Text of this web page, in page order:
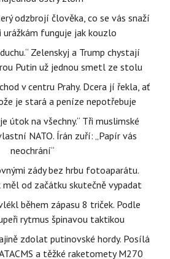
odzbrojí člověka, co se vás snaží
funguje jak kouzlo
Zelenskyj a Trump chystají
Putin už jednou smetl ze stolu
v centru Prahy. Dcera jí řekla, ať
je stará a peníze nepotřebuje
útok na všechny.“ Tři muslimské
NATO. Írán zuří: „Papír vás
neochrání“
zády bez hrbu fotoaparátu.
měl od začátku skutečně vypadat
během zápasu 8 triček. Podle
rytmus špinavou taktikou
zdolat putinovské hordy. Posílá
a těžké raketomety M270